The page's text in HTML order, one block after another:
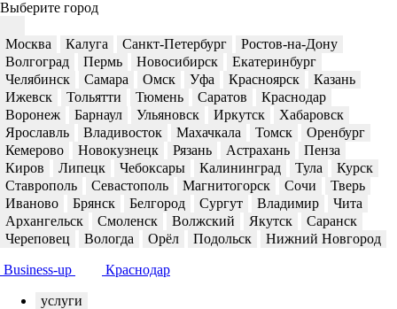
Выберите город
Москва Калуга Санкт-Петербург
Ростов-на-Дону
Волгоград
Пермь Новосибирск
Екатеринбург
Челябинск
Самара Омск Уфа Красноярск
Казань
Ижевск
Тольятти Тюмень Саратов
Краснодар
Воронеж
Барнаул Ульяновск Иркутск
Хабаровск
Ярославль
Владивосток Махачкала Томск
Оренбург
Кемерово
Новокузнецк Рязань Астрахань
Пенза
Киров
Липецк Чебоксары Калининград Тула
Курск
Ставрополь
Севастополь Магнитогорск Сочи
Тверь
Иваново
Брянск Белгород Сургут Владимир
Чита
Архангельск
Смоленск Волжский Якутск
Саранск
Череповец
Вологда Орёл Подольск Нижний Новгород
Business-up Краснодар
услуги